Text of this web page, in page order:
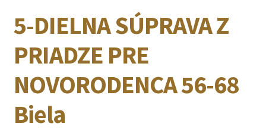
5-DIELNA SÚPRAVA Z
PRIADZE PRE
NOVORODENCA 56-68
Biela